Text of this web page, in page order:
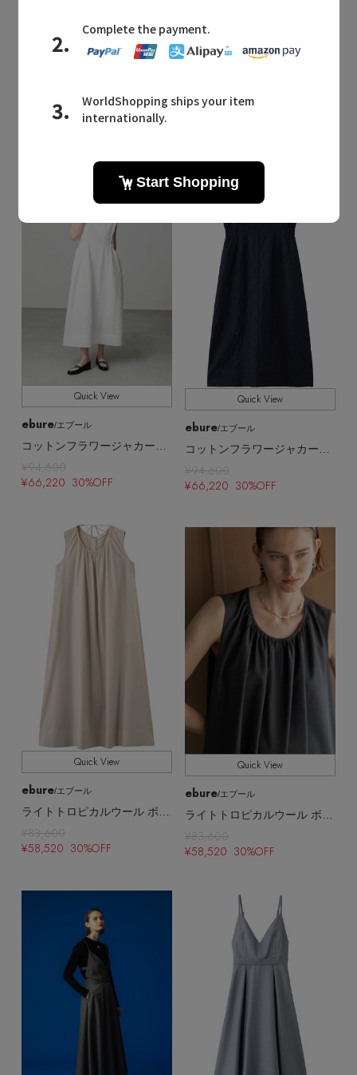
Quick View
¥47,300 残りわずか
¥33,110 30%OFF
ebure
¥47,300
Quick View
ebure/エブール
¥94,600
¥66,220 30%OFF
Quick View
ebure/エブール
¥94,600
¥66,220 30%OFF
Quick View
ebure/エブール
ライトトロピカルウール ボリュームワンピース（接触冷感）
¥83,600
¥58,520 30%OFF
Quick View
ebure/エブール
ライトトロピカルウール ボリュームワンピース（接触冷感）
¥83,600
¥58,520 30%OFF